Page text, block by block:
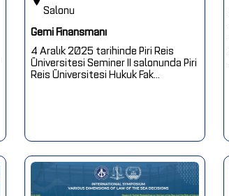
Salonu
Gemi Finansmanı
4 Aralık 2025 tarihinde Piri Reis
Üniversitesi Seminer II salonunda Piri
Reis Üniversitesi Hukuk Fak...